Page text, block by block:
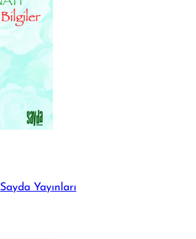
Sayda Yayınları